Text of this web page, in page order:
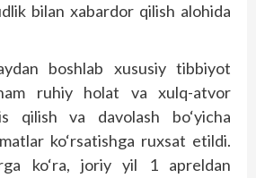
bilan xabardor qilish alohida
boshlab xususiy tibbiyot
ham ruhiy holat va xulq-atvor
qilish va davolash bo‘yicha
ko‘rsatishga ruxsat etildi.
ko‘ra, joriy yil 1 apreldan